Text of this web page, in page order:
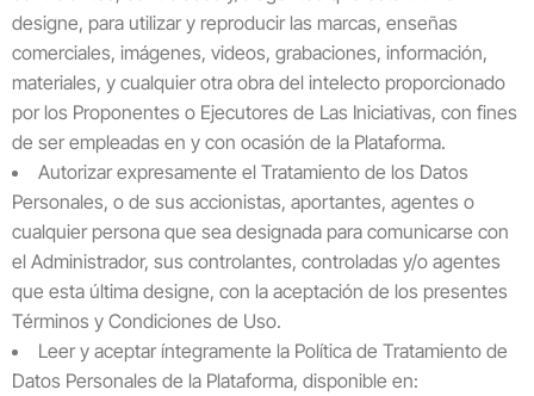
designe, para utilizar y reproducir las marcas, enseñas
comerciales, imágenes, videos, grabaciones, información,
materiales, y cualquier otra obra del intelecto proporcionado
por los Proponentes o Ejecutores de Las Iniciativas, con fines
de ser empleadas en y con ocasión de la Plataforma.
Autorizar expresamente el Tratamiento de los Datos
Personales, o de sus accionistas, aportantes, agentes o
cualquier persona que sea designada para comunicarse con
el Administrador, sus controlantes, controladas y/o agentes
que esta última designe, con la aceptación de los presentes
Términos y Condiciones de Uso.
Leer y aceptar íntegramente la Política de Tratamiento de
Datos Personales de la Plataforma, disponible en: